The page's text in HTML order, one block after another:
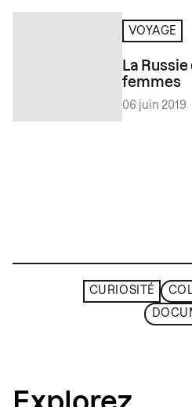
VOYAGE
La
femmes
06 juin 2019
CURIOSITÉ